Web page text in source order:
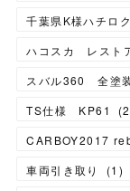
千葉県K様ハチロ
ハコスカ レスト
スバル360 全塗
TS仕様 KP61
(
CARBOY2017
車両引き取り
(1 )